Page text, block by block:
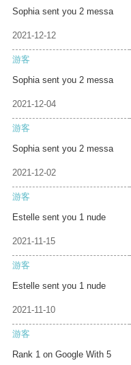
Sophia sent you 2 messa
2021-12-12
游客
Sophia sent you 2 messa
2021-12-04
游客
Sophia sent you 2 messa
2021-12-02
游客
Estelle sent you 1 nude
2021-11-15
游客
Estelle sent you 1 nude
2021-11-10
游客
Rank 1 on Google With 5